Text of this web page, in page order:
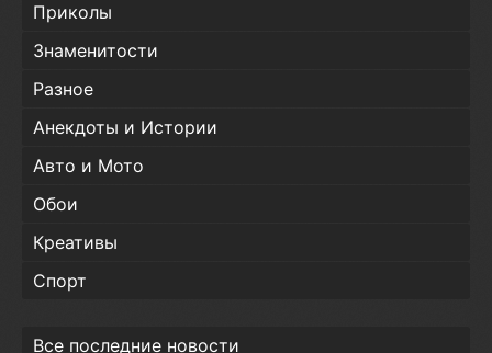
Приколы
Знаменитости
Разное
Анекдоты и Истории
Авто и Мото
Обои
Креативы
Спорт
Все последние новости